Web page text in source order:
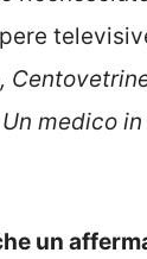
,
medico
un